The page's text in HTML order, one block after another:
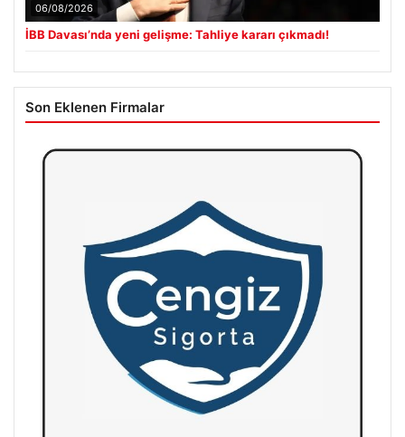
06/08/2026
İBB Davası’nda yeni gelişme: Tahliye kararı çıkmadı!
Son Eklenen Firmalar